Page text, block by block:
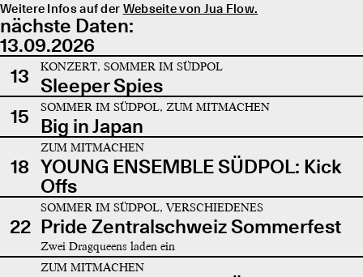
Weitere Infos auf der Webseite von Jua Flow.
nächste Daten:
13.09.2026
13
KONZERT, SOMMER IM SÜDPOL
Sleeper Spies
15
SOMMER IM SÜDPOL, ZUM MITMACHEN
Big in Japan
18
ZUM MITMACHEN
YOUNG ENSEMBLE SÜDPOL: Kick
Offs
22
SOMMER IM SÜDPOL, VERSCHIEDENES
Pride Zentralschweiz Sommerfest
Zwei Dragqueens laden ein
ZUM MITMACHEN